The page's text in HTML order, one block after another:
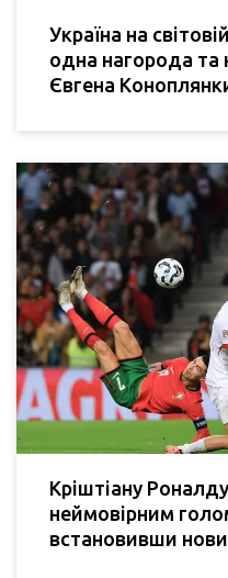
Україна на
одна нагорода
Євгена
Кріштіану
неймовірним
встановивши